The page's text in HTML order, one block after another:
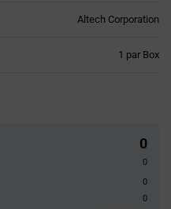
Altech Corporation
1 par Box
0
0
0
0